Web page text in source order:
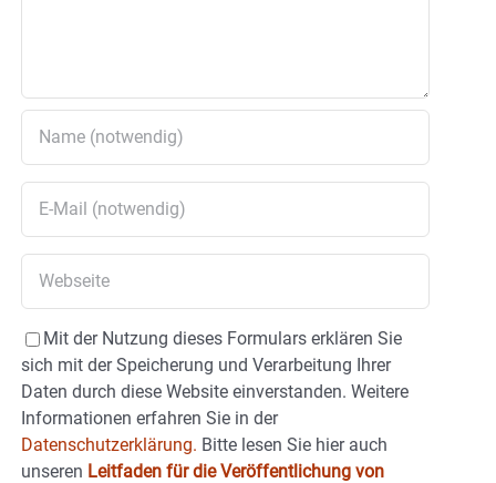
Mit der Nutzung dieses Formulars erklären Sie
sich mit der Speicherung und Verarbeitung Ihrer
Daten durch diese Website einverstanden. Weitere
Informationen erfahren Sie in der
Datenschutzerklärung. Bitte lesen Sie hier auch
unseren Leitfaden für die Veröffentlichung von